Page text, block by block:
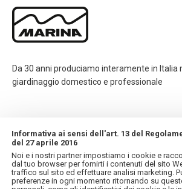
Da 30 anni produciamo interamente in Italia
giardinaggio domestico e professionale
INFORMAZIONI
IL MIO ACCOUNT
Informativa ai sensi dell'art. 13 del
del 27 aprile 2016
Noi e i nostri partner impostiamo i cookie e
dal tuo browser per fornirti i contenuti del sito
traffico sul sito ed effettuare analisi marketing.
preferenze in ogni momento ritornando su